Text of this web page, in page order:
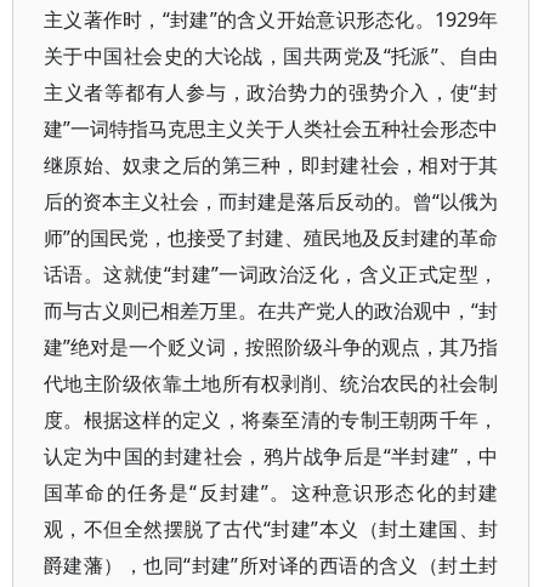
主义著作时，“封建”的含义开始意识形态化。1929年
关于中国社会史的大论战，国共两党及“托派”、自由
主义者等都有人参与，政治势力的强势介入，使“封
建”一词特指马克思主义关于人类社会五种社会形态中
继原始、奴隶之后的第三种，即封建社会，相对于其
后的资本主义社会，而封建是落后反动的。曾“以俄为
师”的国民党，也接受了封建、殖民地及反封建的革命
话语。这就使“封建”一词政治泛化，含义正式定型，
而与古义则已相差万里。在共产党人的政治观中，“封
建”绝对是一个贬义词，按照阶级斗争的观点，其乃指
代地主阶级依靠土地所有权剥削、统治农民的社会制
度。根据这样的定义，将秦至清的专制王朝两千年，
认定为中国的封建社会，鸦片战争后是“半封建”，中
国革命的任务是“反封建”。这种意识形态化的封建
观，不但全然摆脱了古代“封建”本义（封土建国、封
爵建藩），也同“封建”所对译的西语的含义（封土封